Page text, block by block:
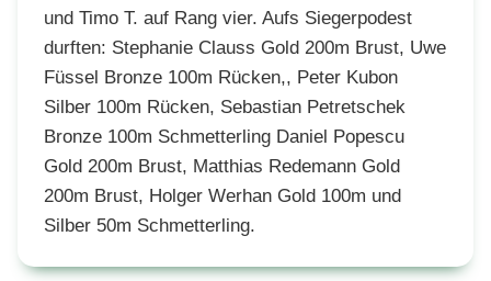
und Timo T. auf Rang vier. Aufs Siegerpodest
durften: Stephanie Clauss Gold 200m Brust, Uwe
Füssel Bronze 100m Rücken,, Peter Kubon
Silber 100m Rücken, Sebastian Petretschek
Bronze 100m Schmetterling Daniel Popescu
Gold 200m Brust, Matthias Redemann Gold
200m Brust, Holger Werhan Gold 100m und
Silber 50m Schmetterling.